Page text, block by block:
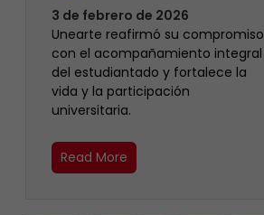
3 de febrero de 2026
Unearte reafirmó su compromiso
con el acompañamiento integral
del estudiantado y fortalece la
vida y la participación
universitaria.
Read More